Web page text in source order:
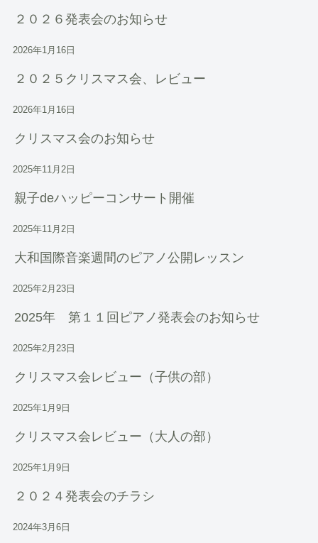
２０２６発表会のお知らせ
2026年1月16日
２０２５クリスマス会、レビュー
2026年1月16日
クリスマス会のお知らせ
2025年11月2日
親子deハッピーコンサート開催
2025年11月2日
大和国際音楽週間のピアノ公開レッスン
2025年2月23日
2025年 第１１回ピアノ発表会のお知らせ
2025年2月23日
クリスマス会レビュー（子供の部）
2025年1月9日
クリスマス会レビュー（大人の部）
2025年1月9日
２０２４発表会のチラシ
2024年3月6日